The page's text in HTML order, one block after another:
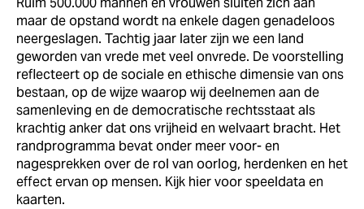
maar de opstand wordt na enkele dagen genadeloos
neergeslagen. Tachtig jaar later zijn we een land
geworden van vrede met veel onvrede. De voorstelling
reflecteert op de sociale en ethische dimensie van ons
bestaan, op de wijze waarop wij deelnemen aan de
samenleving en de democratische rechtsstaat als
krachtig anker dat ons vrijheid en welvaart bracht. Het
randprogramma bevat onder meer voor- en
nagesprekken over de rol van oorlog, herdenken en het
effect ervan op mensen. Kijk hier voor speeldata en
kaarten.